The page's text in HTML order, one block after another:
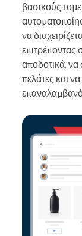
βασικούς
να
επιτρέποντας
αποδοτικά, να
πελάτες και